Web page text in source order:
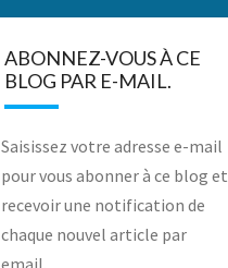
ABONNEZ-VOUS À CE
BLOG PAR E-MAIL.
Saisissez votre adresse e-mail
pour vous abonner à ce blog et
recevoir une notification de
chaque nouvel article par
email.